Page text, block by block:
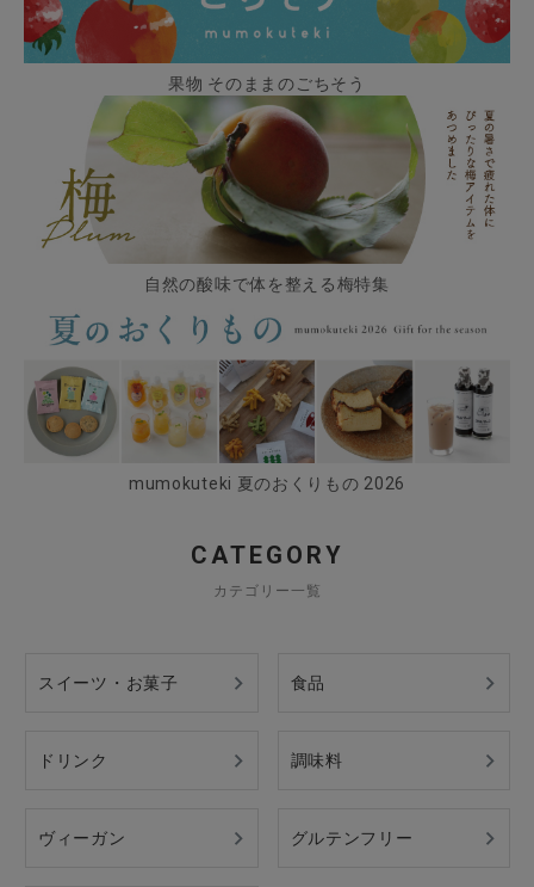
果物 そのままのごちそう
自然の酸味で体を整える梅特集
mumokuteki 夏のおくりもの 2026
CATEGORY
カテゴリー一覧
スイーツ・お菓子 食品
ドリンク 調味料
ヴィーガン グルテンフリー